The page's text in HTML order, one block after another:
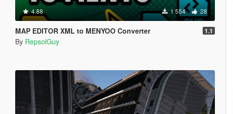
4.88 1 554 28
MAP EDITOR XML to MENYOO Converter 1.1
By RepsolGuy